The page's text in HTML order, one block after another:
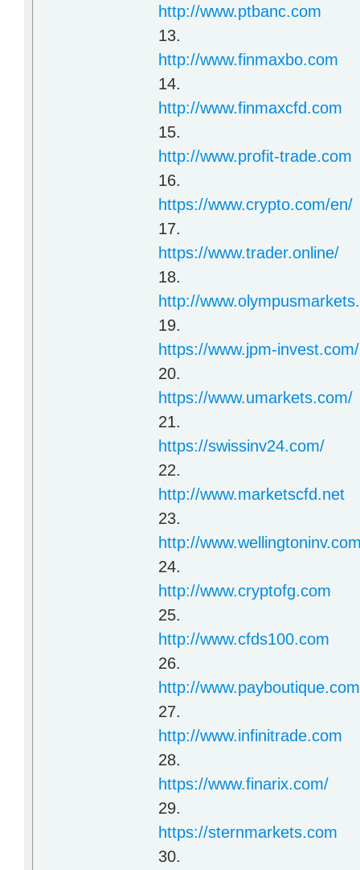
http://www.ptbanc.com
13.
http://www.finmaxbo.com
14.
http://www.finmaxcfd.com
15.
http://www.profit-trade.com
16.
https://www.crypto.com/en/
17.
https://www.trader.online/
18.
http://
19.
https://www.jpm-
20.
https://www.umarkets.com/
21.
https://swissinv24.com/
22.
http://www.marketscfd.net
23.
http://
24.
http://www.cryptofg.com
25.
http://www.cfds100.com
26.
http://www.payboutique.com
27.
http://www.infinitrade.com
28.
https://www.finarix.com/
29.
https://sternmarkets.com
30.